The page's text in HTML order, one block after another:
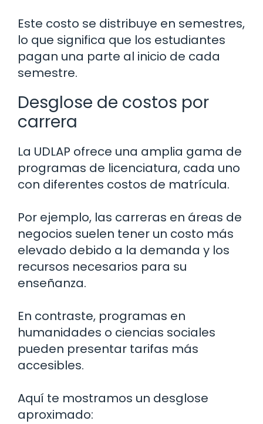
Este costo se distribuye en semestres,
lo que significa que los estudiantes
pagan una parte al inicio de cada
semestre.
Desglose de costos por
carrera
La UDLAP ofrece una amplia gama de
programas de licenciatura, cada uno
con diferentes costos de matrícula.
Por ejemplo, las carreras en áreas de
negocios suelen tener un costo más
elevado debido a la demanda y los
recursos necesarios para su
enseñanza.
En contraste, programas en
humanidades o ciencias sociales
pueden presentar tarifas más
accesibles.
Aquí te mostramos un desglose
aproximado: